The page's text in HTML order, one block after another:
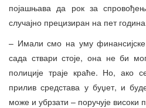
појашњава да рок за
случајно прецизиран на пет
– Имали смо на уму
сада ствари стоје, она не би
полиције траје краће. Но, ако
прилив средстава у буџет, и
може и убрзати – поручује високи